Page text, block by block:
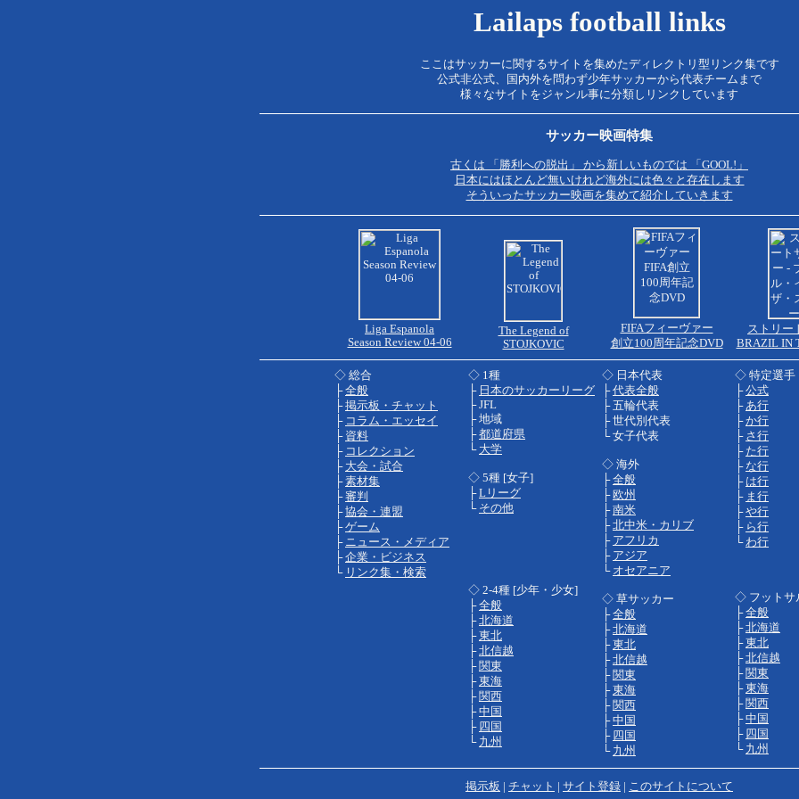
Lailaps football links
ここはサッカーに関するサイトを集めたディレクトリ型リンク集です
公式非公式、国内外を問わず少年サッカーから代表チームまで
様々なサイトをジャンル事に分類しリンクしています
サッカー映画特集
古くは 「勝利への脱出」 から新しいものでは 「GOOL!」
日本にはほとんど無いけれど海外には色々と存在します
そういったサッカー映画を集めて紹介していきます
Liga Espanola
Season Review 04-06
The Legend of
STOJKOVIC
FIFAフィーヴァー
創立100周年記念DVD
ストリー
BRAZIL IN
◇ 総合
├全般
├掲示板・チャット
├ コラム・エッセイ
├ 資料
├ コレクション
├ 大会・試合
├素材集
├審判
├協会・連盟
├ゲーム
├ ニュース・メディア
├企業・ビジネス
└ リンク集・検索
◇ 1種
├ 日本のサッカーリーグ
├ JFL
├ 地域
├都道府県
└ 大学
◇ 5種 [女子]
├Lリーグ
└ その他
◇ 2-4種 [少年・少女]
├全般
├北海道
├東北
├北信越
├ 関東
├東海
├ 関西
├中国
├ 四国
└ 九州
◇ 日本代表
├代表全般
├ 五輪代表
├ 世代別代表
└ 女子代表
◇ 海外
├全般
├ 欧州
├南米
├北中米・カリブ
├ アフリカ
├ アジア
└ オセアニア
◇ 草サッカー
├全般
├北海道
├東北
├北信越
├ 関東
├東海
├ 関西
├中国
├ 四国
└ 九州
◇ 特定選手
├公式
├あ行
├か行
├ さ行
├ た行
├ な行
├ は行
├ ま行
├や行
├ ら行
└わ行
◇ フットサ
├全般
├北海道
├東北
├北信越
├ 関東
├東海
├ 関西
├中国
├ 四国
└ 九州
掲示板 チャット サイト登録 このサイトについて